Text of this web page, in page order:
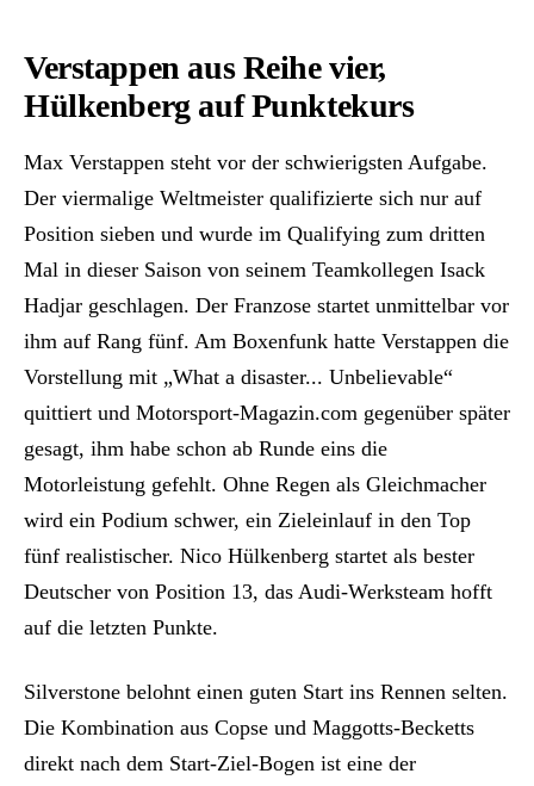
Verstappen aus Reihe vier,
Hülkenberg auf Punktekurs
Max Verstappen steht vor der schwierigsten Aufgabe.
Der viermalige Weltmeister qualifizierte sich nur auf
Position sieben und wurde im Qualifying zum dritten
Mal in dieser Saison von seinem Teamkollegen Isack
Hadjar geschlagen. Der Franzose startet unmittelbar vor
ihm auf Rang fünf. Am Boxenfunk hatte Verstappen die
Vorstellung mit „What a disaster... Unbelievable“
quittiert und Motorsport-Magazin.com gegenüber später
gesagt, ihm habe schon ab Runde eins die
Motorleistung gefehlt. Ohne Regen als Gleichmacher
wird ein Podium schwer, ein Zieleinlauf in den Top
fünf realistischer. Nico Hülkenberg startet als bester
Deutscher von Position 13, das Audi-Werksteam hofft
auf die letzten Punkte.
Silverstone belohnt einen guten Start ins Rennen selten.
Die Kombination aus Copse und Maggotts-Becketts
direkt nach dem Start-Ziel-Bogen ist eine der